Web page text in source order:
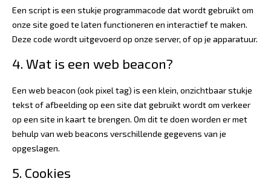
Een script is een stukje programmacode dat wordt gebruikt om
onze site goed te laten functioneren en interactief te maken.
Deze code wordt uitgevoerd op onze server, of op je apparatuur.
4. Wat is een web beacon?
Een web beacon (ook pixel tag) is een klein, onzichtbaar stukje
tekst of afbeelding op een site dat gebruikt wordt om verkeer
op een site in kaart te brengen. Om dit te doen worden er met
behulp van web beacons verschillende gegevens van je
opgeslagen.
5. Cookies